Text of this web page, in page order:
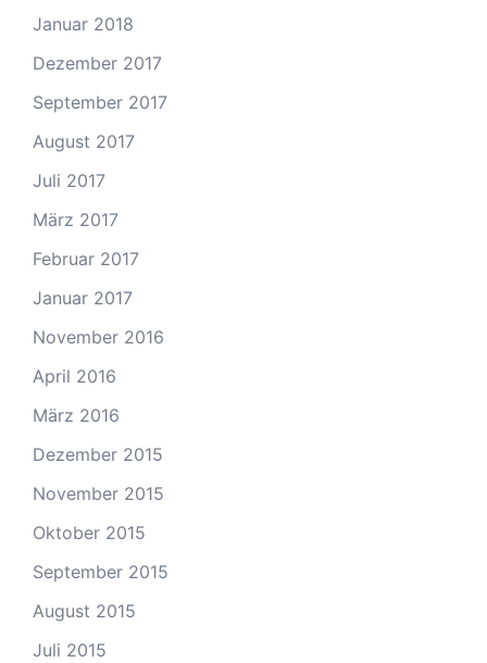
Januar 2018
Dezember 2017
September 2017
August 2017
Juli 2017
März 2017
Februar 2017
Januar 2017
November 2016
April 2016
März 2016
Dezember 2015
November 2015
Oktober 2015
September 2015
August 2015
Juli 2015